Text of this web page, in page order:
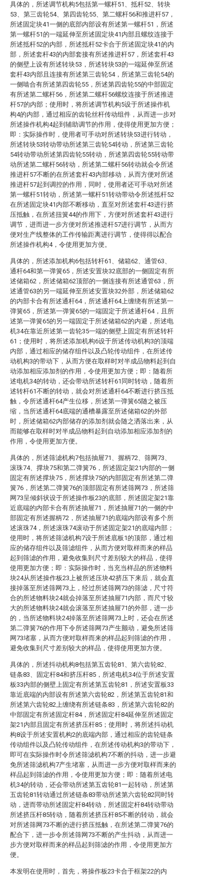
具体的，所述调节机构5包括第一螺杆51、抵杆52、转块
53、第三齿轮54、第四齿轮55、第二螺杆56和推进杆57，
所述固定块41一侧的底部内部设有所述第一螺杆51，所述
第一螺杆51的一端延伸至所述固定块41内部且螺纹连接于
所述抵杆52的内部，所述抵杆52卡合于所述固定块41的内
部，所述套杆43的内部套接有所述推进杆57，所述套杆43
的侧壁上设有所述转块53，所述转块53的一端延伸至所述
套杆43内部且连接有所述第三齿轮54，所述第三齿轮54的
一侧啮合有所述第四齿轮55，所述第四齿轮55的中部固定
有所述第二螺杆56，所述第二螺杆56螺纹连接于所述推进
杆57的内部；使用时，将所述调节机构5设于所述操作机
构4的内部，通过相应的齿轮丝杆传动组件，从而进一步对
所述操作机构4起到辅助调节的作用，使得使用更加方便；
即：实际操作时，使用者可手动对所述转块53进行转动，
所述转块53转动带动所述第三齿轮54转动，所述第三齿轮
54转动带动所述第四齿轮55转动，所述第四齿轮55转动带
动所述第二螺杆56转动，所述第二螺杆56转动就会令所述
推进杆57不断的在所述套杆43内部移动，从而方便对所述
推进杆57起到调控的作用，同时，使用者还可手动对所述
第一螺杆51转动，所述第一螺杆51转动带动令所述抵杆52
在所述固定块41内部不断移动，直至对所述套杆43进行挤
压抵触，在所述扭簧44的作用下，方便对所述套杆43进行
调节，进而进一步方便对所述推进杆57进行调节，从而方
便对生产线整体的工作传输距离进行调节，使得得以配合
所述操作机构4，令使用更加方便。
具体的，所述添加机构6包括转杆61、储箱62、通管63、
通杆64和第一弹簧65，所述安置块32底部的一侧固定有所
述储箱62，所述储箱62顶部的一侧连接有所述通管63，所
述通管63的另一端延伸至所述安置块32外部，所述储箱62
的内部卡合有所述通杆64，所述通杆64上缠绕有所述第一
弹簧65，所述第一弹簧65的一端固定于所述通杆64，且所
述第一弹簧65的另一端固定于所述储箱62的内避，所述电
机34在靠近所述第一齿轮35一端的侧壁上固定有所述转杆
61；使用时，将所述添加机构6设于所述传动机构3的顶端
内部，通过相应的储存组件以及凸轮传动组件，在所述传
动机构3的带动下，从而方便在取样时对半成品物料起到自
动添加相应添加剂的作用，令使用更加方便；即：随着所
述电机34的转动，还会带动所述转杆61同时转动，随着所
述转杆61不断的转动，就会对所述通杆64不断进行挤压抵
触，令所述通杆64产生位移，所述第一弹簧65随之被压
缩，当所述通杆64底端的通槽暴露至所述储箱62的外部
时，所述储箱62内部储存的添加剂就会随之洒落出来，从
而能够在取样时对半成品物料起到自动添加相应添加剂的
作用，令使用更加方便。
具体的，所述筛滤机构7包括抽屉71、握柄72、筛网73、
滚珠74、撑块75和第二弹簧76，所述固定架21内部的一侧
固定有所述撑块75，所述撑块75的内部固定有所述第二弹
簧76，所述第二弹簧76的顶部固定有所述筛网73，所述筛
网73呈倾斜状设于所述操作板23的底部，所述固定架21靠
近底端的内部卡合有所述抽屉71，所述抽屉71的一侧的中
部固定有所述握柄72，所述抽屉71的底端内部设有多个所
述滚珠74，所述滚珠74滚动于所述固定架21的底端内部；
使用时，将所述筛滤机构7设于所述底板1的顶部，通过相
应的储存组件以及筛滤组件，从而方便对取样而来的样品
起到筛滤的作用，避免收集到尺寸差别较大的样品，使得
使用更加方便；即：实际操作时，当充当样品的所述物料
块24从所述操作板23上被所述压块42挤压下来后，就会直
接掉落至所述筛网73上，经过所述筛网73的筛滤，尺寸符
合的所述物料块24就会掉落至所述抽屉71内部，而尺寸较
大的所述物料块24就会滚落至所述抽屉71的外部，进一步
的，当所述物料块24掉落至所述筛网73上时，还会在所述
第二弹簧76的作用下令所述筛网73产生颤动，避免所述筛
网73堵塞，从而方便对取样而来的样品起到筛滤的作用，
避免收集到尺寸差别较大的样品，使得使用更加方便。
具体的，所述抖动机构8包括第五齿轮81、第六齿轮82、
链条83、固定杆84和挤压杆85，所述电机34位于所述安置
板33内部的侧壁上固定有所述第五齿轮81，所述安置板33
靠近底端的内部设有所述第六齿轮82，所述第五齿轮81和
所述第六齿轮82上缠绕有所述链条83，所述第六齿轮82的
中部固定有所述固定杆84，所述固定杆84延伸至所述固定
架21内部且固定有所述挤压杆85；使用时，将所述抖动机
构8设于所述安置机构2的底端内部，通过相应的齿轮链条
传动组件以及凸轮传动组件，在所述传动机构3的带动下，
即可在实际操作时令所述筛滤机构7不断的抖动，进一步避
免所述筛滤机构7产生堵塞，从而进一步方便对取样而来的
样品起到筛滤的作用，令使用更加方便；即：随着所述电
机34的转动，还会带动所述第五齿轮81一起转动，所述第
五齿轮81转动通过所述链条83带动所述第六齿轮82同时转
动，进而带动所述固定杆84转动，所述固定杆84转动带动
所述挤压杆85转动，随着所述挤压杆85不断的转动，就会
对所述筛网73不断的进行挤压抵触，在所述第二弹簧76的
配合下，进一步令所述筛网73不断的产生抖动，从而进一
步方便对取样而来的样品起到筛滤的作用，令使用更加方
便。
本发明在使用时，首先，将操作板23卡合于框架22的内